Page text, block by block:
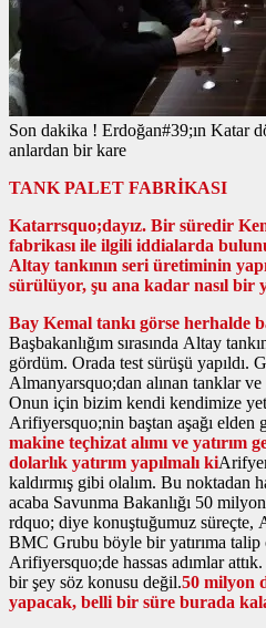
Son dakika ! Erdoğan#39;ın Katar
anlardan bir kare
TANK PALET FABRİKASI
Katarrsquo;dayız. Bir süredir
fabrikası ile ilgili iddialarda
Altay tankının seri üretiminin
sürülüyor, şu ana kadar nasıl bir
Bay Kemal tankı görse herhalde
Başbakanlığım sırasında Altay
gördüm. Orada test sürüşü yapıldı.
Almanyarsquo;dan alınan tanklar
Onun için bizim kendi kendimize
Arifiyersquo;nin baştan aşağı elden
makine teçhizat alımı ve yatırım
dolarlık yatırım yapılmalı ki
kaldırmış gibi olalım. Bu noktadan
acaba Savunma Bakanlığı 50
rdquo; diye konuştuğumuz süreçte,
BMC Grubu böyle bir yatırıma talip
Arifiyersquo;de hassas adımlar
bir şey söz konusu değil.50 milyon
yapacak, belli bir süre burada